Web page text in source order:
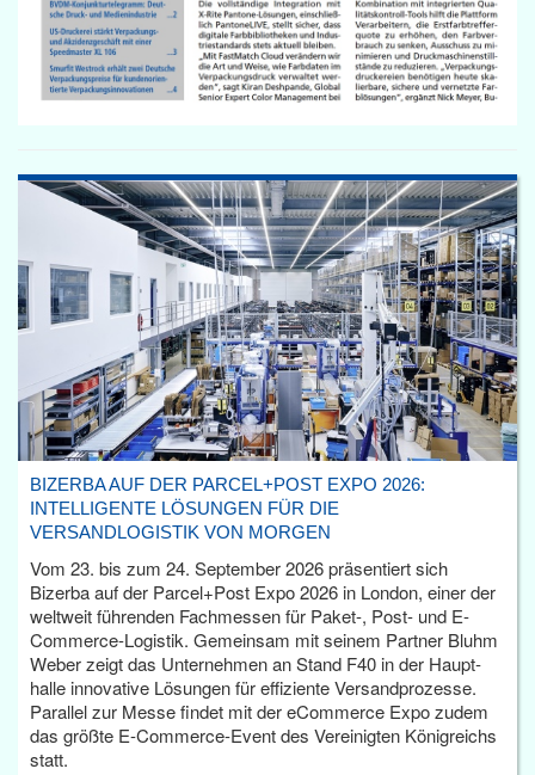
BIZERBA AUF DER PARCEL+POST EXPO 2026:
INTELLIGENTE LÖSUNGEN FÜR DIE
VERSANDLOGISTIK VON MORGEN
Vom 23. bis zum 24. September 2026 präsentiert sich
Bizerba auf der Parcel+Post Expo 2026 in London, einer der
weltweit führenden Fachmessen für Paket-, Post- und E-
Commerce-Logistik. Gemeinsam mit seinem Partner Bluhm
Weber zeigt das Unternehmen an Stand F40 in der Haupt­
halle innovative Lösungen für effiziente Versandprozesse.
Parallel zur Messe findet mit der eCommerce Expo zudem
das größte E-Commerce-Event des Vereinigten Königreichs
statt.